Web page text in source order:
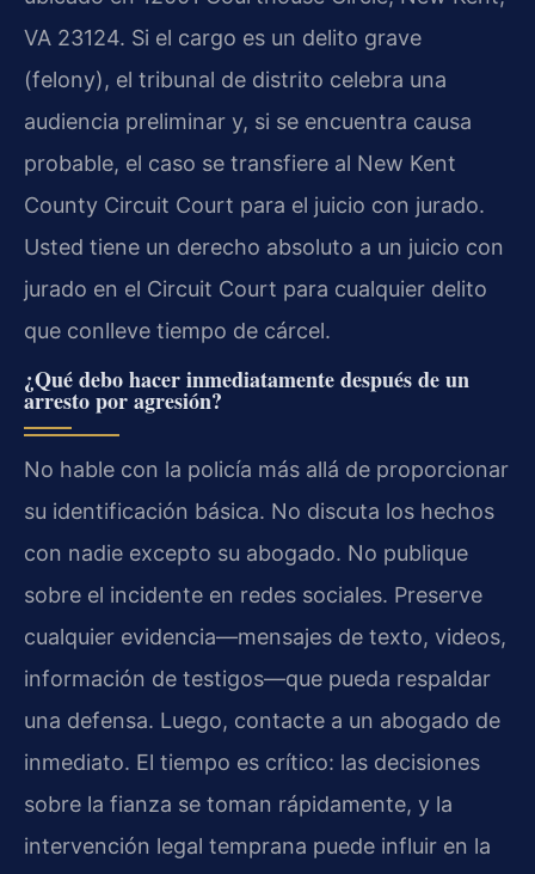
VA 23124. Si el cargo es un delito grave
(felony), el tribunal de distrito celebra una
audiencia preliminar y, si se encuentra causa
probable, el caso se transfiere al New Kent
County Circuit Court para el juicio con jurado.
Usted tiene un derecho absoluto a un juicio con
jurado en el Circuit Court para cualquier delito
que conlleve tiempo de cárcel.
¿Qué debo hacer inmediatamente después de un
arresto por agresión?
No hable con la policía más allá de proporcionar
su identificación básica. No discuta los hechos
con nadie excepto su abogado. No publique
sobre el incidente en redes sociales. Preserve
cualquier evidencia—mensajes de texto, videos,
información de testigos—que pueda respaldar
una defensa. Luego, contacte a un abogado de
inmediato. El tiempo es crítico: las decisiones
sobre la fianza se toman rápidamente, y la
intervención legal temprana puede influir en la